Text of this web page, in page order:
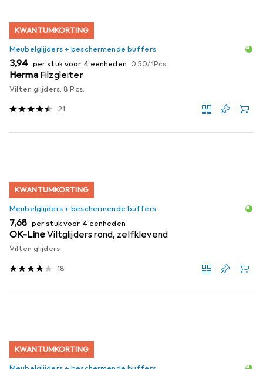
KWANTUMKORTING
Meubelglijders + beschermende buffers
EUR
3,94 per stuk voor 4 eenheden EUR
0,50/1Pcs.
Herma Filzgleiter
Vilten glijders, 8 Pcs.
21
KWANTUMKORTING
Meubelglijders + beschermende buffers
EUR
7,68 per stuk voor 4 eenheden
OK-LineViltglijders rond, zelfklevend
Vilten glijders
18
KWANTUMKORTING